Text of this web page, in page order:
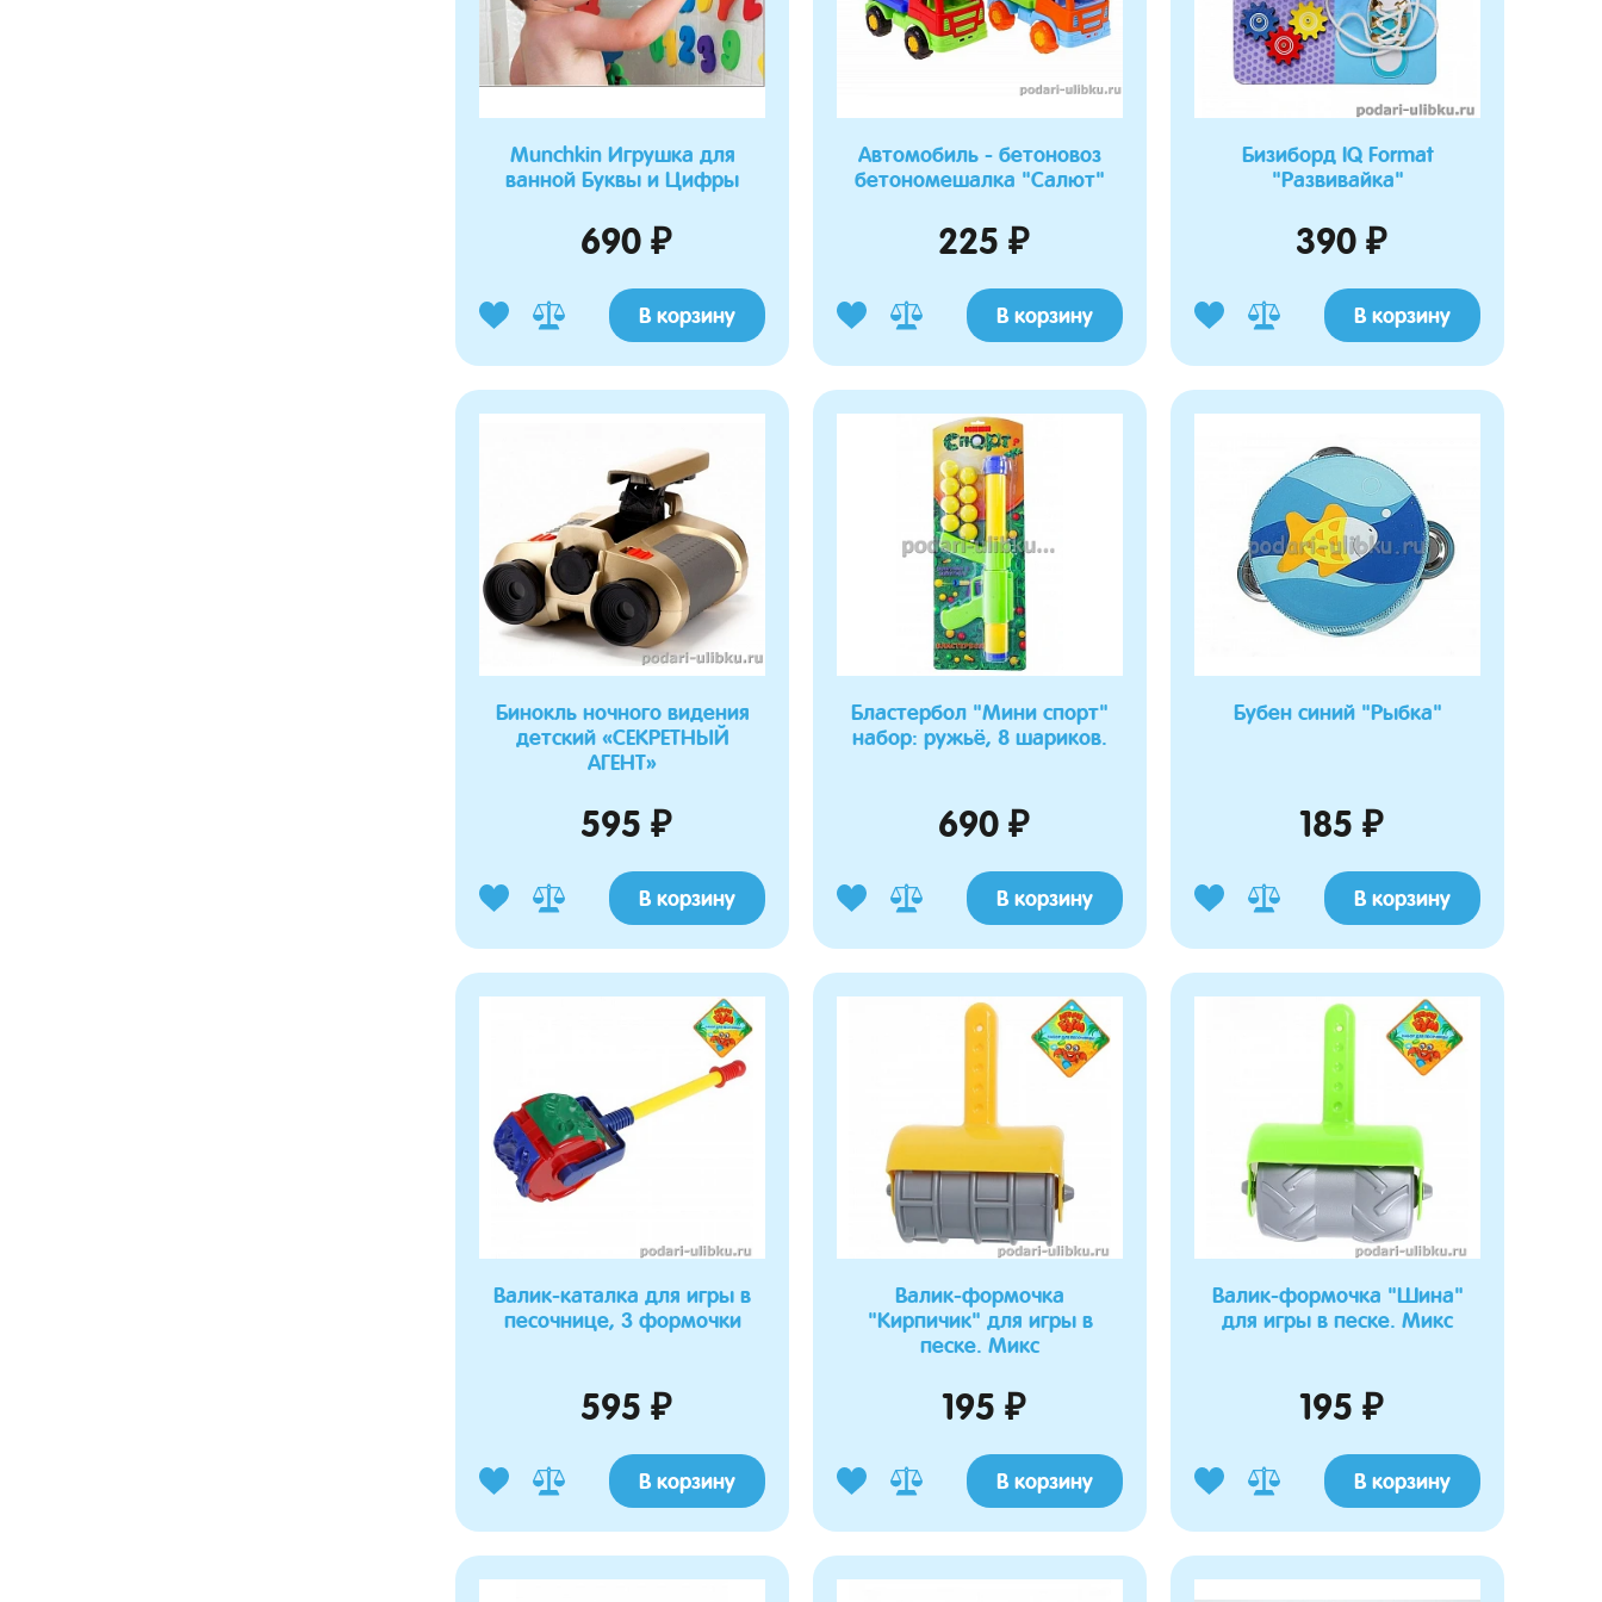
Munchkin Игрушка для
ванной Буквы и Цифры
690 ₽
В корзину
Автомобиль - бетоновоз
бетономешалка "Салют"
225 ₽
В корзину
Бизиборд IQ Format
"Развивайка"
390 ₽
В корзину
Бинокль ночного видения
детский «СЕКРЕТНЫЙ
АГЕНТ»
595 ₽
В корзину
Бластербол "Мини спорт"
набор: ружьё, 8 шариков.
690 ₽
В корзину
Бубен синий "Рыбка"
185 ₽
В корзину
Валик-каталка для игры в
песочнице, 3 формочки
595 ₽
В корзину
Валик-формочка
"Кирпичик" для игры в
песке. Микс
195 ₽
В корзину
Валик-формочка "Шина"
для игры в песке. Микс
195 ₽
В корзину